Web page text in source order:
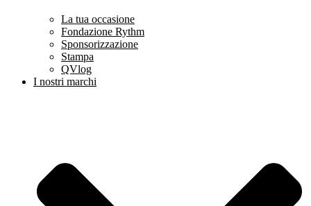
La tua occasione
Fondazione Rythm
Sponsorizzazione
Stampa
QVlog
I nostri marchi